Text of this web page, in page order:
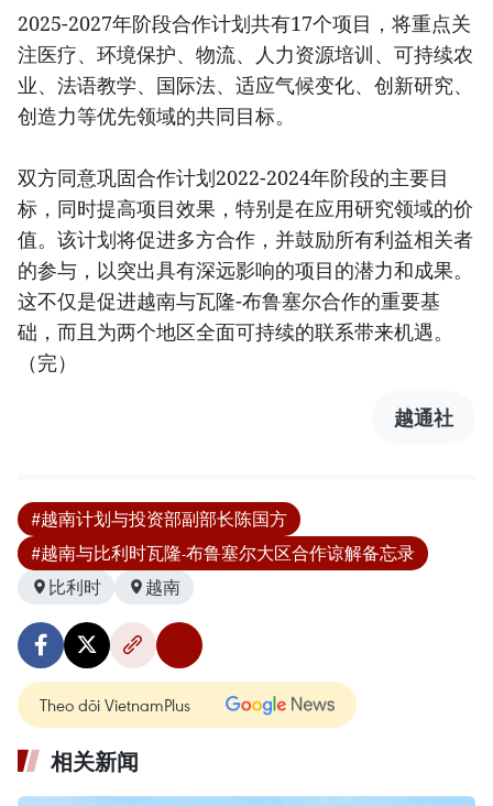
2025-2027年阶段合作计划共有17个项目，将重点关
注医疗、环境保护、物流、人力资源培训、可持续农
业、法语教学、国际法、适应气候变化、创新研究、
创造力等优先领域的共同目标。
双方同意巩固合作计划2022-2024年阶段的主要目
标，同时提高项目效果，特别是在应用研究领域的价
值。该计划将促进多方合作，并鼓励所有利益相关者
的参与，以突出具有深远影响的项目的潜力和成果。
这不仅是促进越南与瓦隆-布鲁塞尔合作的重要基
础，而且为两个地区全面可持续的联系带来机遇。
（完）
越通社
#越南计划与投资部副部长陈国方
#越南与比利时瓦隆-布鲁塞尔大区合作谅解备忘录
比利时
越南
Theo dõi VietnamPlus
相关新闻